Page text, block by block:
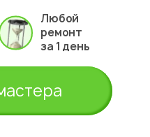
Любой
ремонт
за 1 день